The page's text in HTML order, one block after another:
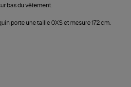
bas du vêtement.
porte une taille 0XS et mesure 172 cm.